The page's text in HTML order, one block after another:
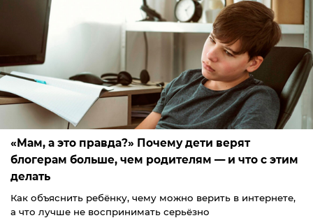
«Мам, а это правда?» Почему дети верят
блогерам больше, чем родителям — и что с этим
делать
Как объяснить ребёнку, чему можно верить в интернете,
а что лучше не воспринимать серьёзно